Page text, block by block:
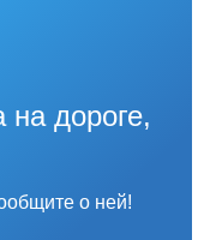
дороге,
о ней!